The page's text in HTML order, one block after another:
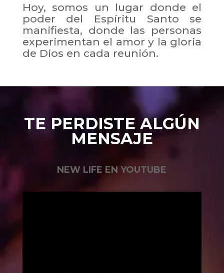
Hoy, somos un lugar donde el
poder del Espíritu Santo se
manifiesta, donde las personas
experimentan el amor y la gloria
de Dios en cada reunión.
TE PERDISTE ALGÚN
MENSAJE
NEW LIFE EN YOUTUBE